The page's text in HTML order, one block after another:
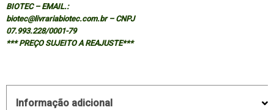
BIOTEC – EMAIL.:
biotec@livrariabiotec.com.br – CNPJ
07.993.228/0001-79
*** PREÇO SUJEITO A REAJUSTE***
Informação adicional